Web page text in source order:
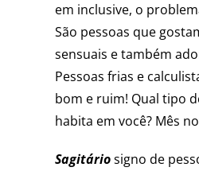
em inclusive, o
São pessoas que
sensuais e também
Pessoas frias e
bom e ruim! Qual tipo
habita em você? Mês
Sagitáriosigno de